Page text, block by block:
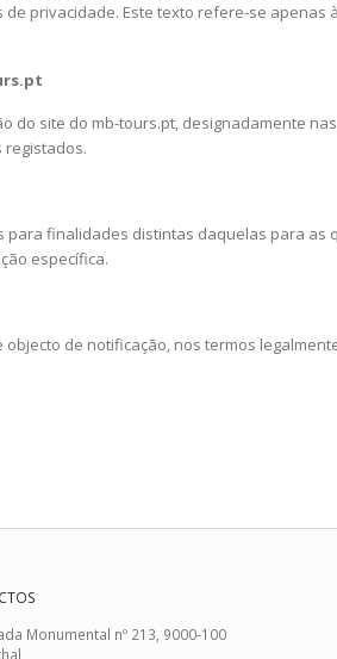
privacidade. Este texto refere-se apenas
site do mb-tours.pt, designadamente
registados.
finalidades distintas daquelas para as
específica.
de notificação, nos termos
Monumental nº 213, 9000-100